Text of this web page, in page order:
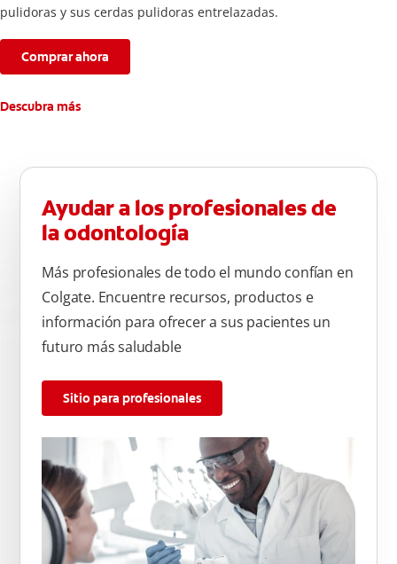
pulidoras y sus cerdas pulidoras entrelazadas.
Comprar ahora
Descubra más
Ayudar a los profesionales de
la odontología
Más profesionales de todo el mundo confían en
Colgate. Encuentre recursos, productos e
información para ofrecer a sus pacientes un
futuro más saludable
Sitio para profesionales